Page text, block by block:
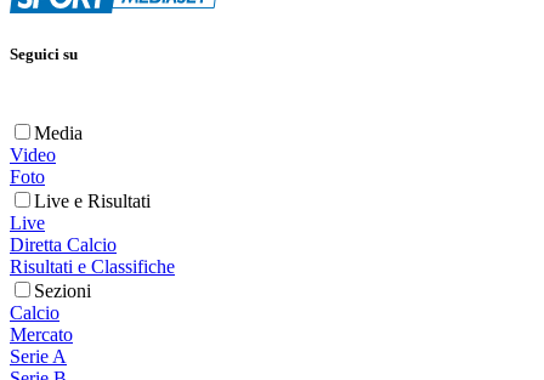
Seguici su
Media
Video
Foto
Live e Risultati
Live
Diretta Calcio
Risultati e Classifiche
Sezioni
Calcio
Mercato
Serie A